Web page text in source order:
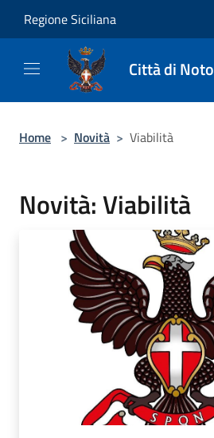
Regione Siciliana
Città di Noto
Home > Novità > Viabilità
Novità: Viabilità